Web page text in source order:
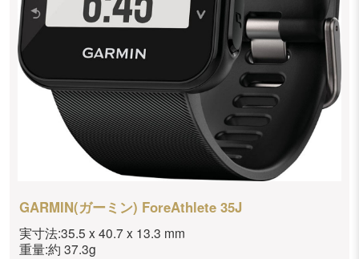
GARMIN(ガーミン) ForeAthlete 35J
実寸法:35.5 x 40.7 x 13.3 mm
重量:約 37.3g